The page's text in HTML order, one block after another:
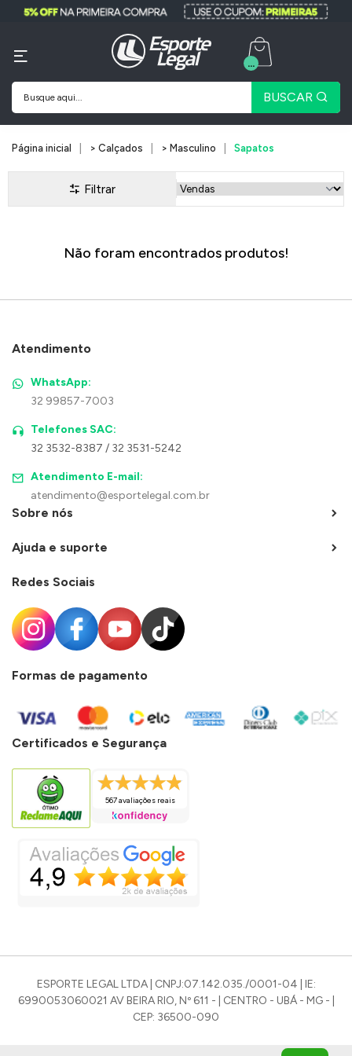
BUSCAR
...
Página inicial > Calçados > Masculino Sapatos
Filtrar
Não foram encontrados produtos!
Atendimento
WhatsApp:
32 99857-7003
Telefones SAC:
32 3532-8387 / 32 3531-5242
Atendimento E-mail:
atendimento@esportelegal.com.br
Sobre nós
Ajuda e suporte
Redes Sociais
Formas de pagamento
Certificados e Segurança
567 avaliações reais
ESPORTE LEGAL LTDA | CNPJ:07.142.035./0001-04 | IE:
6990053060021 AV BEIRA RIO, Nº 611 - | CENTRO - UBÁ - MG - |
CEP: 36500-090